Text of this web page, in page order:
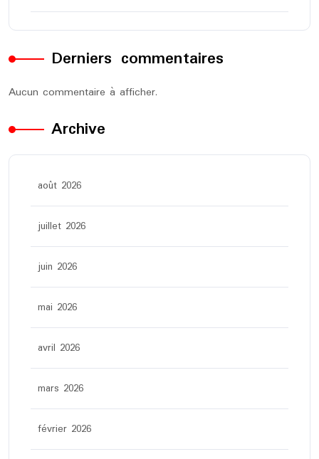
Derniers commentaires
Aucun commentaire à afficher.
Archive
août 2026
juillet 2026
juin 2026
mai 2026
avril 2026
mars 2026
février 2026